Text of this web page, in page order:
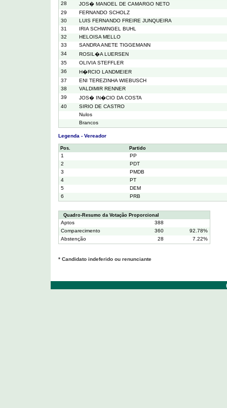
28
JOS� MANOEL DE CAMARGO NETO
29
FERNANDO SCHOLZ
30
LUIS FERNANDO FREIRE JUNQUEIRA
31
IRIA SCHWINGEL BUHL
32
HELOISA MELLO
33
SANDRA ANETE TIGGEMANN
34
ROSIL�A LUERSEN
35
OLIVIA STEFFLER
36
H�RCIO LANDMEIER
37
ENI TEREZINHA WIEBUSCH
38
VALDIMIR RENNER
39
JOS� IN�CIO DA COSTA
40
SIRIO DE CASTRO
Nulos
Brancos
Legenda - Vereador
Pos. Partido
1
PP
2
PDT
3
PMDB
4
PT
5
DEM
6
PRB
Quadro-Resumo da Votação Proporcional
Aptos
388
Comparecimento
360
92.78%
Abstenção
28 7.22%
* Candidato indeferido ou renunciante